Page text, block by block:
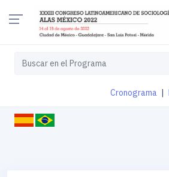
Cronograma